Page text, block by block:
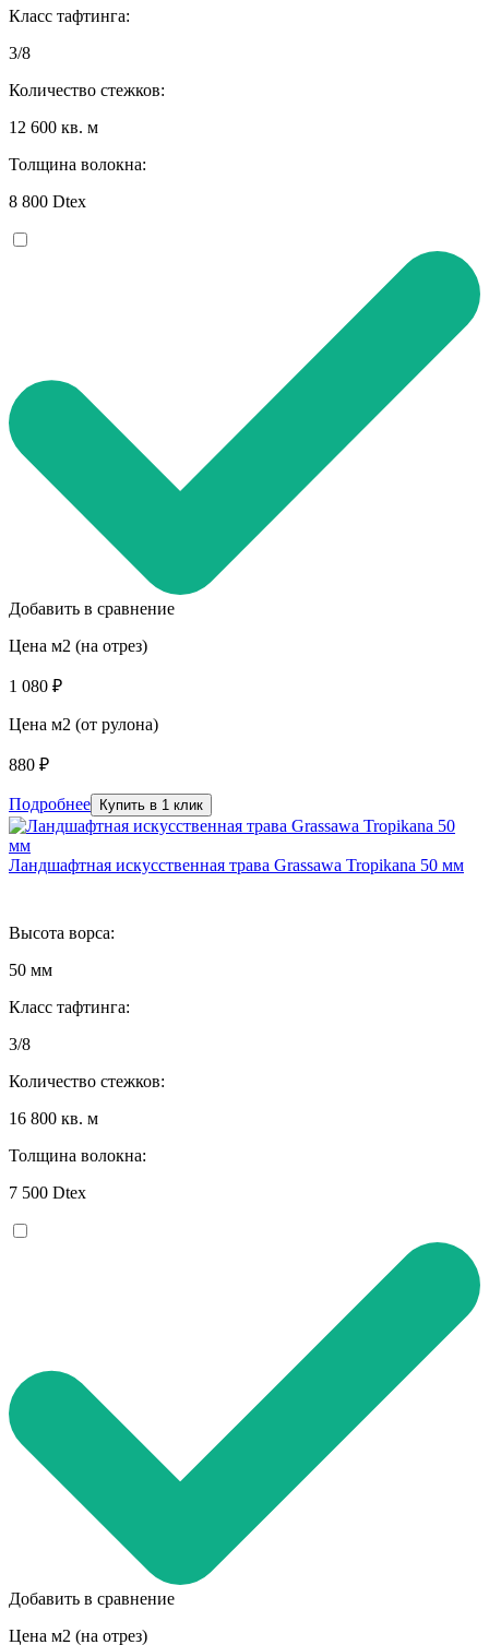
Класс тафтинга:
3/8
Количество стежков:
12 600 кв. м
Толщина волокна:
8 800 Dtex
Добавить в сравнение
Цена м2 (на отрез)
1 080 ₽
Цена м2 (от рулона)
880 ₽
Подробнее Купить в 1 клик
Ландшафтная искусственная трава Grassawa Tropikana 50 мм
Высота ворса:
50 мм
Класс тафтинга:
3/8
Количество стежков:
16 800 кв. м
Толщина волокна:
7 500 Dtex
Добавить в сравнение
Цена м2 (на отрез)